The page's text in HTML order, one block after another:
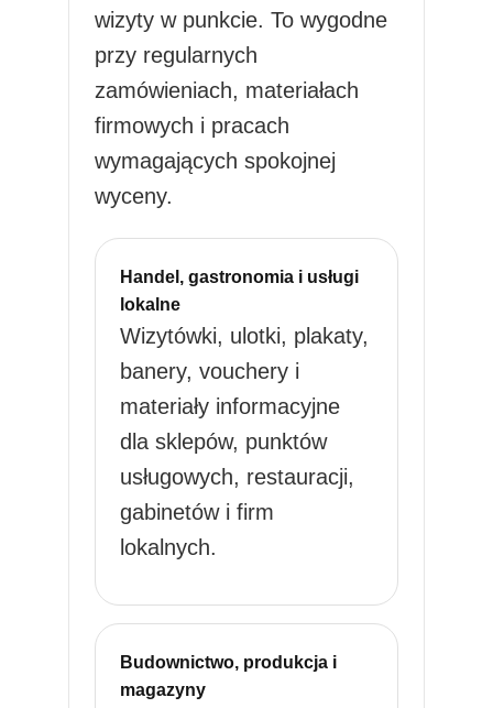
wizyty w punkcie. To wygodne
przy regularnych
zamówieniach, materiałach
firmowych i pracach
wymagających spokojnej
wyceny.
Handel, gastronomia i usługi
lokalne
Wizytówki, ulotki, plakaty,
banery, vouchery i
materiały informacyjne
dla sklepów, punktów
usługowych, restauracji,
gabinetów i firm
lokalnych.
Budownictwo, produkcja i
magazyny